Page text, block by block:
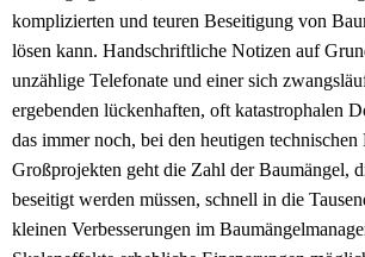
komplizierten und teuren Beseitigung von
lösen kann. Handschriftliche Notizen auf
unzählige Telefonate und einer sich
ergebenden lückenhaften, oft katastrophalen
das immer noch, bei den heutigen
Großprojekten geht die Zahl der Baumängel,
beseitigt werden müssen, schnell in die
kleinen Verbesserungen im